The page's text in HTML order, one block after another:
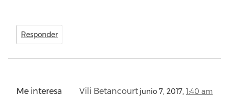
Responder
Vili Betancourt junio 7, 2017, 1:40 am
Me interesa